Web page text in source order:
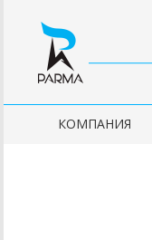
КОМПАНИЯ